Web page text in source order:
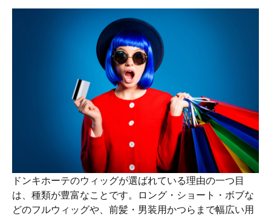
ドンキホーテのウィッグが選ばれている理由の一つ目
は、種類が豊富なことです。ロング・ショート・ボブな
どのフルウィッグや、前髪・男装用かつらまで幅広い用